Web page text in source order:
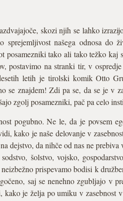
skozi njih se lahko
sprejemljivost našega odnosa do
tako ali tako težko kaj
postavimo na stranki tir, v
letih je tirolski komik Otto
se znajdem! Zdi pa se, da se je v
zgolj posamezniki, pač pa celo
pogubno. Ne le, da je povsem
kako je naše delovanje v
dejstvo, da nihče od nas ne
šolstvo, vojsko,
prispevamo bodisi k
saj se nenehno zgubljajo v
je želja po umiku v